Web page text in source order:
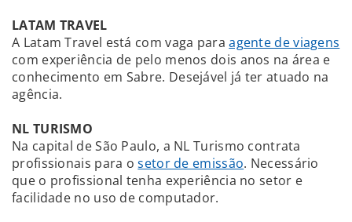
LATAM TRAVEL
A Latam Travel está com vaga paraagente de viagens
com experiência de pelo menos dois anos na área e
conhecimento em Sabre. Desejável já ter atuado na
agência.
NL TURISMO
Na capital de São Paulo, a NL Turismo contrata
profissionais para osetor de emissão. Necessário
que o profissional tenha experiência no setor e
facilidade no uso de computador.